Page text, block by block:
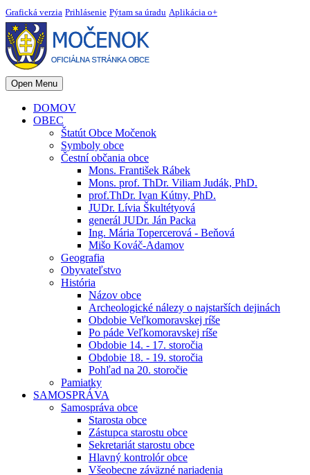
Grafická verzia Prihlásenie Pýtam sa úradu Aplikácia o+
Open Menu
DOMOV
OBEC
Štatút Obce Močenok
Symboly obce
Čestní občania obce
Mons. František Rábek
Mons. prof. ThDr. Viliam Judák, PhD.
prof.ThDr. Ivan Kútny, PhD.
JUDr. Lívia Škultétyová
generál JUDr. Ján Packa
Ing. Mária Topercerová - Beňová
Mišo Kováč-Adamov
Geografia
Obyvateľstvo
História
Názov obce
Archeologické nálezy o najstarších dejinách
Obdobie Veľkomoravskej ríše
Po páde Veľkomoravskej ríše
Obdobie 14. - 17. storočia
Obdobie 18. - 19. storočia
Pohľad na 20. storočie
Pamiatky
SAMOSPRÁVA
Samospráva obce
Starosta obce
Zástupca starostu obce
Sekretariát starostu obce
Hlavný kontrolór obce
Všeobecne záväzné nariadenia